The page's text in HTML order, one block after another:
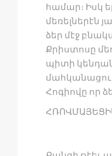
համար։ Իսկ
մեռելներէն
ձեր մէջ
Քրիստոսը
պիտի
մահկանացու
Հոգիովը որ